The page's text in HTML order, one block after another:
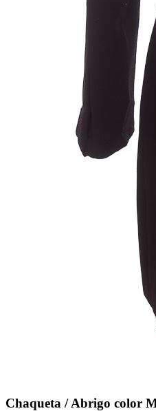
Chaqueta / Abrigo color